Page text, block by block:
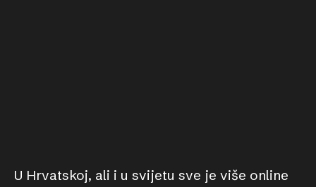
U Hrvatskoj, ali i u svijetu sve je više online